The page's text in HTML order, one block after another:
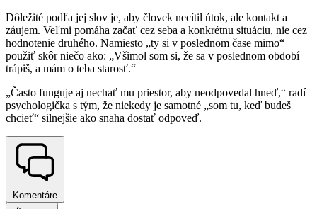
Dôležité podľa jej slov je, aby človek necítil útok, ale kontakt a
záujem. Veľmi pomáha začať cez seba a konkrétnu situáciu, nie cez
hodnotenie druhého. Namiesto „ty si v poslednom čase mimo“
použiť skôr niečo ako: „Všimol som si, že sa v poslednom období
trápiš, a mám o teba starosť.“
„Často funguje aj nechať mu priestor, aby neodpovedal hneď,“ radí
psychologička s tým, že niekedy je samotné „som tu, keď budeš
chcieť“ silnejšie ako snaha dostať odpoveď.
Komentáre